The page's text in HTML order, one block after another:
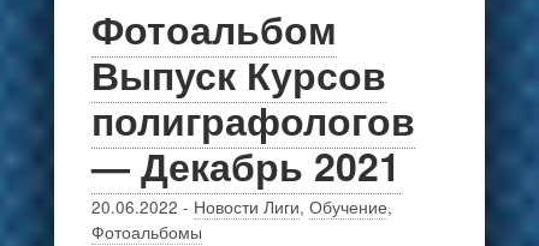
Фотоальбом
Выпуск Курсов
полиграфологов
— Декабрь 2021
20.06.2022 - Новости Лиги, Обучение,
Фотоальбомы